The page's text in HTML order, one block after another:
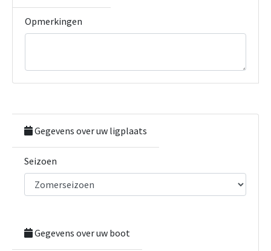
Opmerkingen
Gegevens over uw ligplaats
Seizoen
Gegevens over uw boot